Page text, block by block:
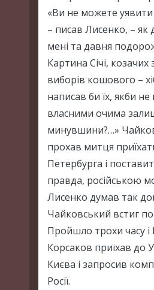
«Ви не можете уявити
– писав Лисенко, – як
мені та давня
Картина Січі, козачих
виборів кошового –
написав би їх, якби
власними очима
минувшини?…»
прохав митця
Петербурга і
правда, російською
Лисенко думав так
Чайковський встиг
Пройшло трохи часу
Корсаков приїхав до
Києва і запросив
Росії.